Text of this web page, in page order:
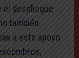
el despliegue
también
a este apoyo